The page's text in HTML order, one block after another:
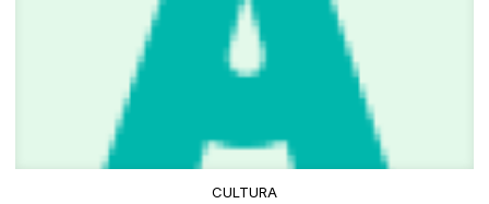
CULTURA